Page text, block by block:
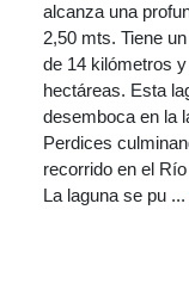
alcanza una
2,50 mts. Tiene
de 14 kilómetros
hectáreas. Esta
desemboca en la
Perdices
recorrido en el
La laguna se pu ...